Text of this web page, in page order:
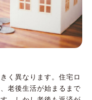
く異なります。住宅ロ
老後生活が始まるまで